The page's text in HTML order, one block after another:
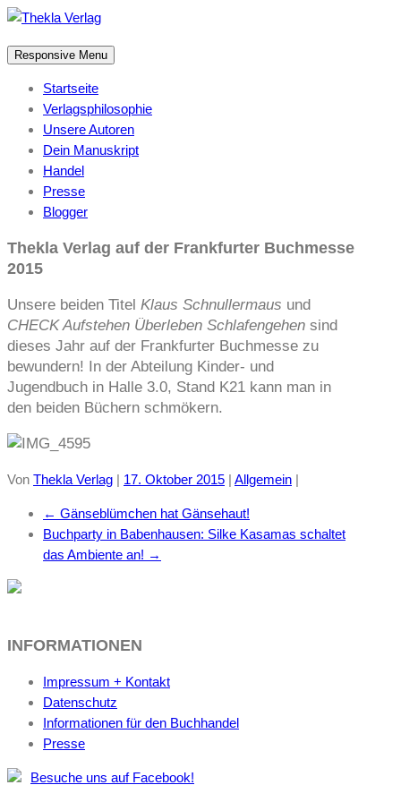
Responsive Menu
Startseite
Verlagsphilosophie
Unsere Autoren
Dein Manuskript
Handel
Presse
Blogger
Thekla Verlag auf der Frankfurter Buchmesse
2015
Unsere beiden Titel Klaus Schnullermaus und
CHECK Aufstehen Überleben Schlafengehen sind
dieses Jahr auf der Frankfurter Buchmesse zu
bewundern! In der Abteilung Kinder- und
Jugendbuch in Halle 3.0, Stand K21 kann man in
den beiden Büchern schmökern.
Von Thekla Verlag | 17. Oktober 2015 | Allgemein |
← Gänseblümchen hat Gänsehaut!
Buchparty in Babenhausen: Silke Kasamas schaltet
das Ambiente an! →
INFORMATIONEN
Impressum + Kontakt
Datenschutz
Informationen für den Buchhandel
Presse
Besuche uns auf Facebook!